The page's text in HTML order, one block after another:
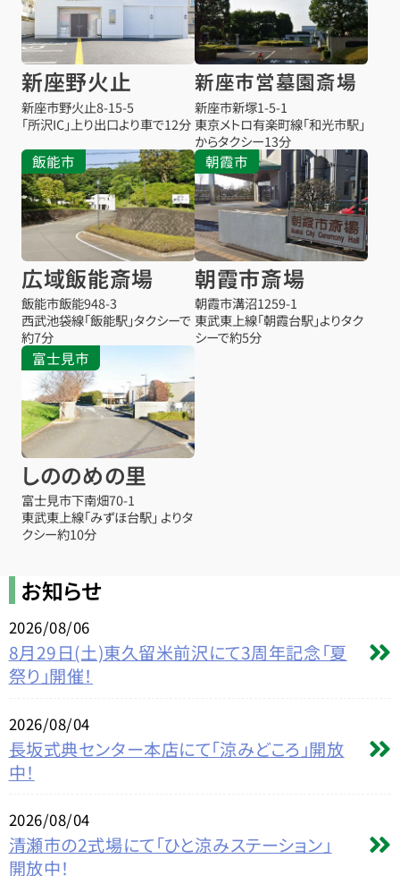
新座野火止
新座市野火止8-15-5
「所沢IC」上り出口より車で12分
新座市営墓園斎場
新座市新塚1-5-1
東京メトロ有楽町線「和光市駅」
からタクシー13分
飯能市
広域飯能斎場
飯能市飯能948-3
西武池袋線「飯能駅」タクシーで
約7分
朝霞市
朝霞市斎場
朝霞市溝沼1259-1
東武東上線「朝霞台駅」よりタク
シーで約5分
富士見市
しののめの里
富士見市下南畑70-1
東武東上線「みずほ台駅」 よりタ
クシー約10分
お知らせ
2026/08/06
8月29日(土)東久留米前沢にて3周年記念「夏
祭り」開催！
2026/08/04
長坂式典センター本店にて「涼みどころ」開放
中！
2026/08/04
清瀬市の2式場にて「ひと涼みステーション」
開放中！